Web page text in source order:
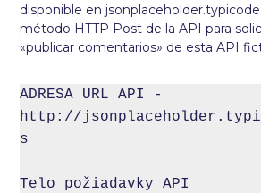
disponible en
método HTTP Post de la API para
«publicar comentarios» de esta API
ADRESA URL API -
http://
s
Telo požiadavky API